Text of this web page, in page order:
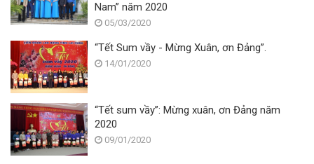
Nam” năm 2020
05/03/2020
“Tết Sum vầy - Mừng Xuân, ơn Đảng”.
14/01/2020
“Tết sum vầy”: Mừng xuân, ơn Đảng năm
2020
09/01/2020